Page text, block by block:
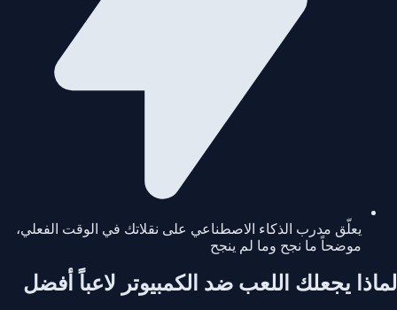
يعلّق مدرب الذكاء الاصطناعي على نقلاتك في الوقت الفعلي،
موضحاً ما نجح وما لم ينجح
لماذا يجعلك اللعب ضد الكمبيوتر لاعباً أفضل